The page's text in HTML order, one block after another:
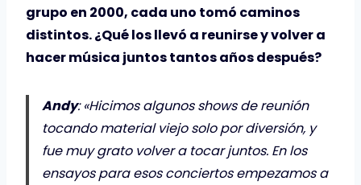
grupo en 2000, cada uno tomó caminos
distintos. ¿Qué los llevó a reunirse y volver a
hacer música juntos tantos años después?
Andy: «Hicimos algunos shows de reunión
tocando material viejo solo por diversión, y
fue muy grato volver a tocar juntos. En los
ensayos para esos conciertos empezamos a